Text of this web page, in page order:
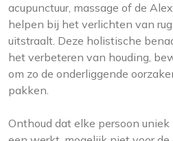
acupunctuur, massage of de
helpen bij het verlichten van
uitstraalt. Deze holistische
het verbeteren van houding,
om zo de onderliggende
pakken.
Onthoud dat elke persoon